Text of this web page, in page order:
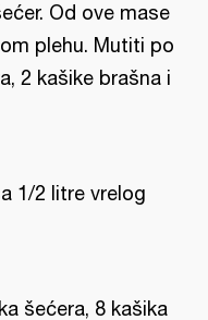
Od ove mase
plehu. Mutiti po
2 kašike brašna i
1/2 litre vrelog
šećera, 8 kašika